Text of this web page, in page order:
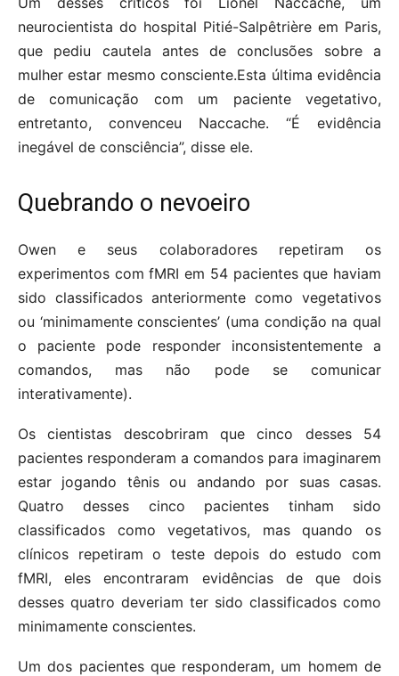
neurocientista do hospital Pitié-Salpêtrière em Paris,
que pediu cautela antes de conclusões sobre a
mulher estar mesmo consciente.Esta última evidência
de comunicação com um paciente vegetativo,
entretanto, convenceu Naccache. “É evidência
inegável de consciência”, disse ele.
Quebrando o nevoeiro
Owen e seus colaboradores repetiram os
experimentos com fMRI em 54 pacientes que haviam
sido classificados anteriormente como vegetativos
ou ‘minimamente conscientes’ (uma condição na qual
o paciente pode responder inconsistentemente a
comandos, mas não pode se comunicar
interativamente).
Os cientistas descobriram que cinco desses 54
pacientes responderam a comandos para imaginarem
estar jogando tênis ou andando por suas casas.
Quatro desses cinco pacientes tinham sido
classificados como vegetativos, mas quando os
clínicos repetiram o teste depois do estudo com
fMRI, eles encontraram evidências de que dois
desses quatro deveriam ter sido classificados como
minimamente conscientes.
Um dos pacientes que responderam, um homem de